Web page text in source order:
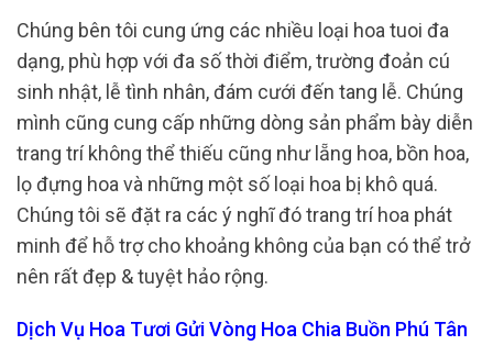
Chúng bên tôi cung ứng các nhiều loại hoa tuoi đa
dạng, phù hợp với đa số thời điểm, trường đoản cú
sinh nhật, lễ tình nhân, đám cưới đến tang lễ. Chúng
mình cũng cung cấp những dòng sản phẩm bày diễn
trang trí không thể thiếu cũng như lẵng hoa, bồn hoa,
lọ đựng hoa và những một số loại hoa bị khô quá.
Chúng tôi sẽ đặt ra các ý nghĩ đó trang trí hoa phát
minh để hỗ trợ cho khoảng không của bạn có thể trở
nên rất đẹp & tuyệt hảo rộng.
Dịch Vụ Hoa Tươi Gửi Vòng Hoa Chia Buồn Phú Tân